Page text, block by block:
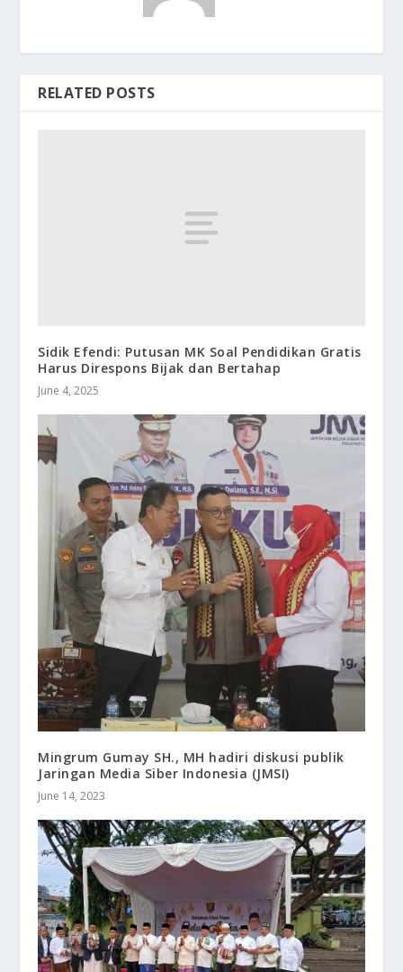
RELATED POSTS
Sidik Efendi: Putusan MK Soal Pendidikan Gratis
Harus Direspons Bijak dan Bertahap
June 4, 2025
Mingrum Gumay SH., MH hadiri diskusi publik
Jaringan Media Siber Indonesia (JMSI)
June 14, 2023